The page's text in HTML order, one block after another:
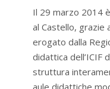
Il 29 marzo 2014
al Castello, grazie
erogato dalla
didattica dell’ICIF
struttura
aule didattiche